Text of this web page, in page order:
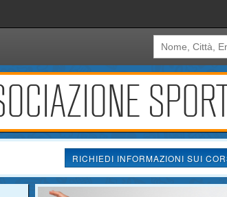
RICHIEDI INFORMAZIONI SUI